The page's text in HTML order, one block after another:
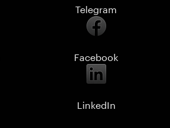
Telegram
Facebook
LinkedIn